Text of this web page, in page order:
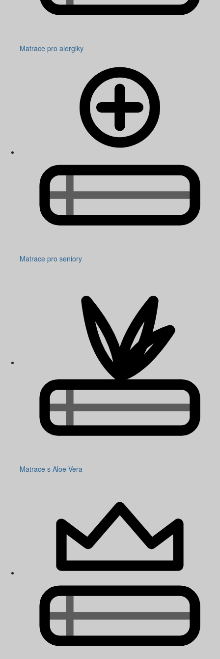
Matrace pro alergiky
Matrace pro seniory
Matrace s Aloe Vera